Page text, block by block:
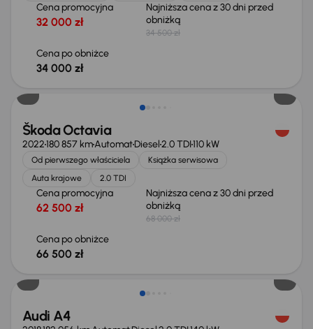
Cena promocyjna
32 000 zł
Najniższa cena z 30 dni przed
obniżką
34 500 zł
Cena po obniżce
34 000 zł
Škoda Octavia
2022180 857 kmAutomatDiesel2.0 TDI110 kW
Od pierwszego właściciela
Książka serwisowa
Auta krajowe
2.0 TDI
Cena promocyjna
62 500 zł
Najniższa cena z 30 dni przed
obniżką
68 000 zł
Cena po obniżce
66 500 zł
Audi A4